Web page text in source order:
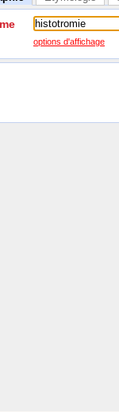
options d'affichage